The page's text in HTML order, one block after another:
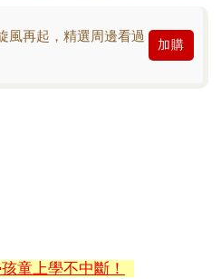
風再起，精選周邊看過
加購
童上學不中斷！